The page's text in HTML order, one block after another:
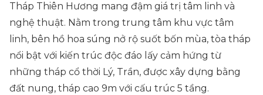
Tháp Thiên Hương mang đậm giá trị tâm linh và
nghệ thuật. Nằm trong trung tâm khu vực tâm
linh, bên hồ hoa súng nở rộ suốt bốn mùa, tòa tháp
nổi bật với kiến trúc độc đáo lấy cảm hứng từ
những tháp cổ thời Lý, Trần, được xây dựng bằng
đất nung, tháp cao 9m với cấu trúc 5 tầng.